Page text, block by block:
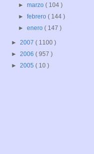
►marzo( 104 )
►febrero( 144 )
►enero( 147 )
► 2007 ( 1100 )
► 2006 ( 957 )
► 2005 ( 10 )